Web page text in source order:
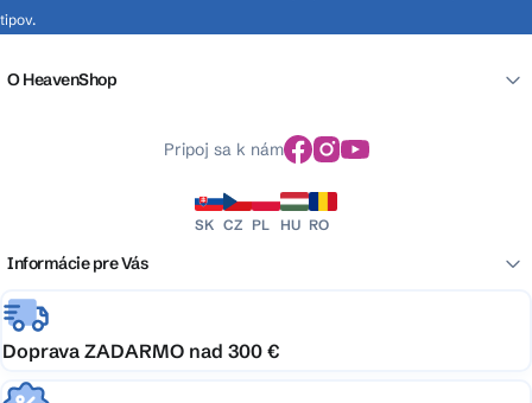
tipov.
O HeavenShop
Pripoj sa k nám
SK CZ PL HU RO
Informácie pre Vás
Doprava ZADARMO nad 300 €